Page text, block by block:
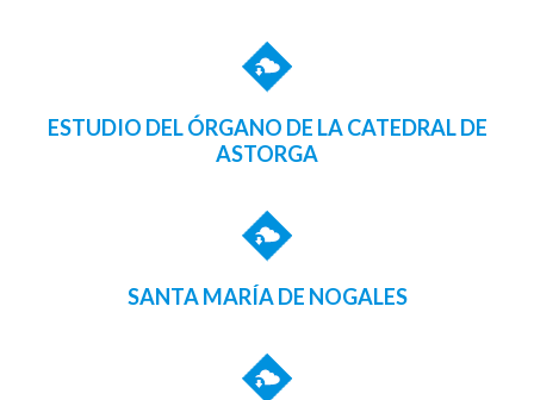
ESTUDIO DEL ÓRGANO DE LA CATEDRAL DE
ASTORGA
SANTA MARÍA DE NOGALES